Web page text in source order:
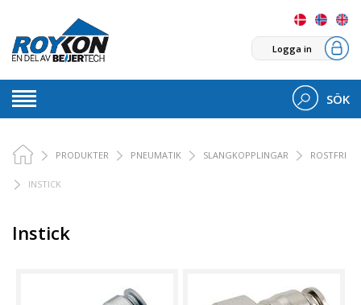
Logga in
SÖK
PRODUKTER PNEUMATIK SLANGKOPPLINGAR ROSTFRI
INSTICK
Instick